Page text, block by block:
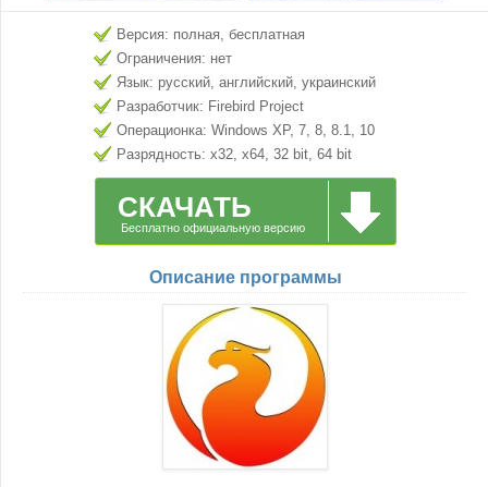
Версия: полная, бесплатная
Ограничения: нет
Язык: русский, английский, украинский
Разработчик: Firebird Project
Операционка: Windows XP, 7, 8, 8.1, 10
Разрядность: x32, x64, 32 bit, 64 bit
СКАЧАТЬ
Бесплатно официальную версию
Описание программы